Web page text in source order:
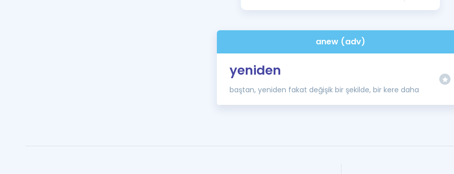
İngilizce Gramer
anew (adv)
yeniden
baştan, yeniden fakat değişik bir şekilde, bir kere daha